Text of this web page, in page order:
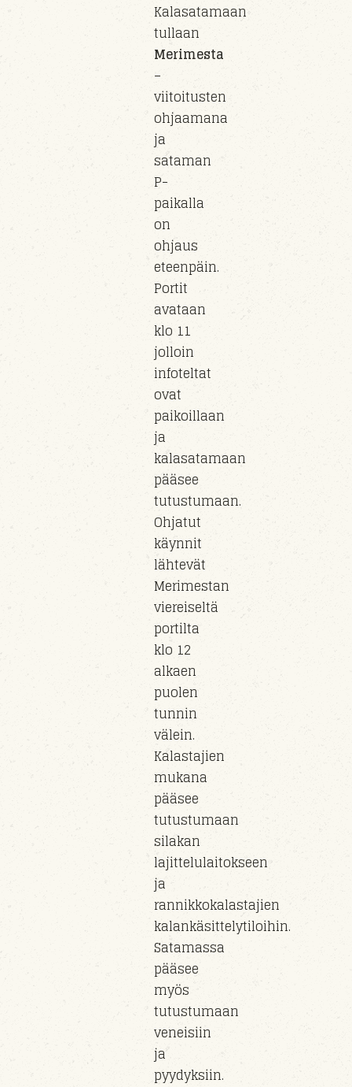
Kalasatamaan
tullaan
Merimesta
–
viitoitusten
ohjaamana
ja
sataman
P-
paikalla
on
ohjaus
eteenpäin.
Portit
avataan
klo 11
jolloin
infoteltat
ovat
paikoillaan
ja
kalasatamaan
pääsee
tutustumaan.
Ohjatut
käynnit
lähtevät
Merimestan
viereiseltä
portilta
klo 12
alkaen
puolen
tunnin
välein.
Kalastajien
mukana
pääsee
tutustumaan
silakan
lajittelulaitokseen
ja
rannikkokalastajien
kalankäsittelytiloihin.
Satamassa
pääsee
myös
tutustumaan
veneisiin
ja
pyydyksiin.